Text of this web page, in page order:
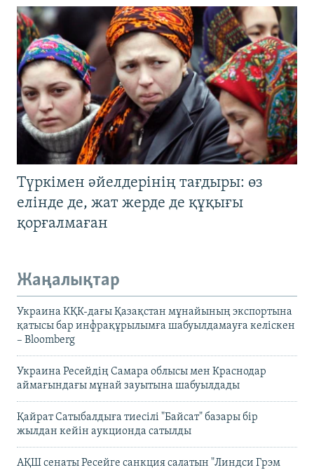
Түркімен әйелдерінің тағдыры: өз
елінде де, жат жерде де құқығы
қорғалмаған
Жаңалықтар
Украина КҚК-дағы Қазақстан мұнайының экспортына
қатысы бар инфрақұрылымға шабуылдамауға келіскен
– Bloomberg
Украина Ресейдің Самара облысы мен Краснодар
аймағындағы мұнай зауытына шабуылдады
Қайрат Сатыбалдыға тиесілі "Байсат" базары бір
жылдан кейін аукционда сатылды
АҚШ сенаты Ресейге санкция салатын "Линдси Грэм